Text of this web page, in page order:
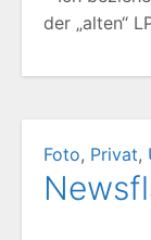
der „alten“
Foto, Privat,